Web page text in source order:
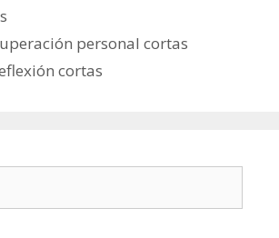
personal cortas
cortas